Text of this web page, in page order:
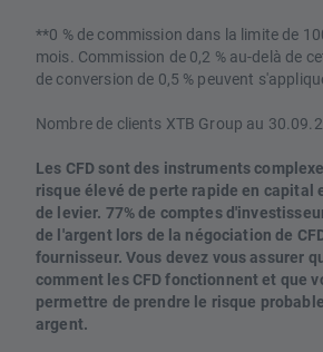
**0 % de commission dans la limite de
mois. Commission de 0,2 % au-delà de
de conversion de 0,5 % peuvent
Nombre de clients XTB Group au
Les CFD sont des instruments
risque élevé de perte rapide en capital
de levier. 77% de comptes
de l'argent lors de la négociation de
fournisseur. Vous devez vous assurer
comment les CFD fonctionnent et que
permettre de prendre le risque
argent.